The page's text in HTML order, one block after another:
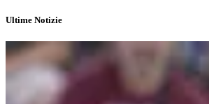
Ultime Notizie